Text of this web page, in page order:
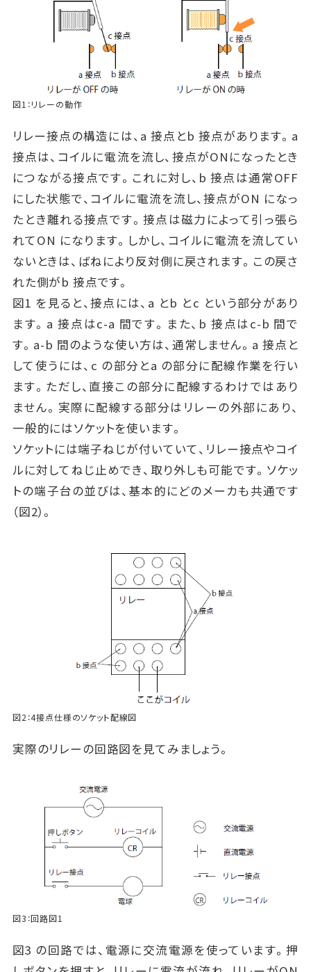
図1：リレーの動作
リレー接点の構造には、a 接点とb 接点があります。a
接点は、コイルに電流を流し、接点がONになったとき
につながる接点です。これに対し、b 接点は通常OFF
にした状態で、コイルに電流を流し、接点がON になっ
たとき離れる接点です。接点は磁力によって引っ張ら
れてON になります。しかし、コイルに電流を流してい
ないときは、ばねにより反対側に戻されます。この戻さ
れた側がb 接点です。
図1 を見ると、接点には、a とb とc という部分があり
ます。a 接点はc-a 間です。また、b 接点はc-b 間で
す。a-b 間のような使い方は、通常しません。a 接点と
して使うには、c の部分とa の部分に配線作業を行い
ます。ただし、直接この部分に配線するわけではあり
ません。実際に配線する部分はリレーの外部にあり、
一般的にはソケットを使います。
ソケットには端子ねじが付いていて、リレー接点やコイ
ルに対してねじ止めでき、取り外しも可能です。ソケッ
トの端子台の並びは、基本的にどのメーカも共通です
（図2）。
図2：4接点仕様のソケット配線図
実際のリレーの回路図を見てみましょう。
図3：回路図1
図3 の回路では、電源に交流電源を使っています。押